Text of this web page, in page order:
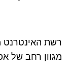
רשת
מגוון רחב של